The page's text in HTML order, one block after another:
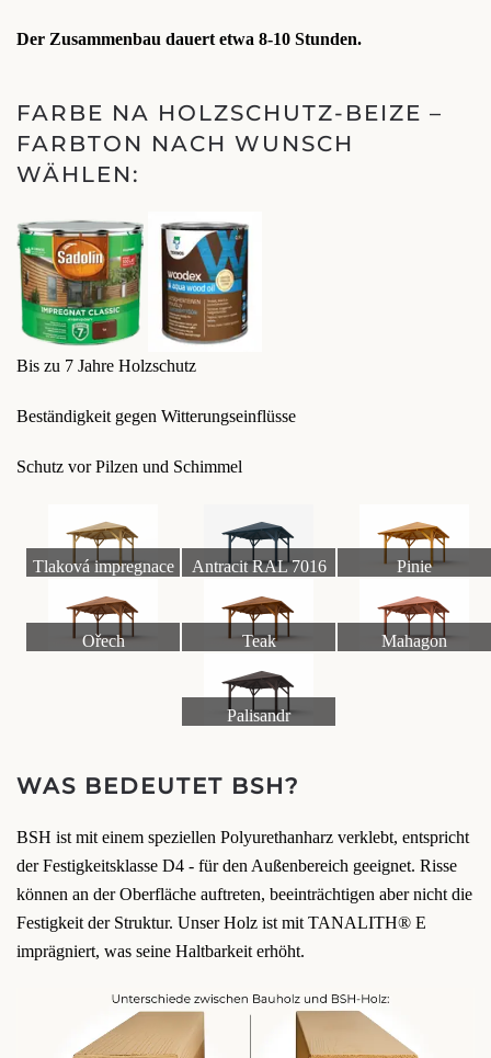
Der Zusammenbau dauert etwa 8-10 Stunden.
FARBE NA HOLZSCHUTZ-BEIZE –
FARBTON NACH WUNSCH
WÄHLEN:
Bis zu 7 Jahre Holzschutz
Beständigkeit gegen Witterungseinflüsse
Schutz vor Pilzen und Schimmel
Tlaková impregnace Antracit RAL 7016 Pinie
Ořech Teak Mahagon
Palisandr
WAS BEDEUTET BSH?
BSH ist mit einem speziellen Polyurethanharz verklebt, entspricht
der Festigkeitsklasse D4 - für den Außenbereich geeignet. Risse
können an der Oberfläche auftreten, beeinträchtigen aber nicht die
Festigkeit der Struktur. Unser Holz ist mit TANALITH® E
imprägniert, was seine Haltbarkeit erhöht.